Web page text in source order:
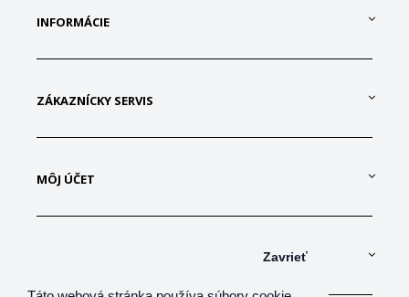
Zavrieť
INFORMÁCIE
ZÁKAZNÍCKY SERVIS
MÔJ ÚČET